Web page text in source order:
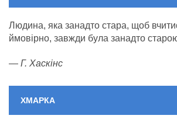
Людина, яка занадто стара, щоб
ймовірно, завжди була занадто
— Г. Хаскінс
ХМАРКА